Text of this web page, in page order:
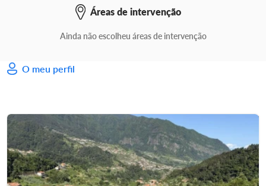
Áreas de intervenção
Ainda não escolheu áreas de intervenção
O meu perfil